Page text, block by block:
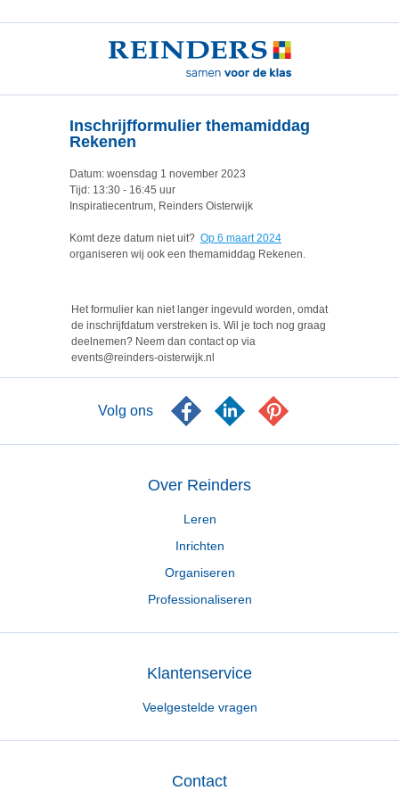
Inschrijfformulier themamiddag
Rekenen
Datum: woensdag 1 november 2023
Tijd: 13:30 - 16:45 uur
Inspiratiecentrum, Reinders Oisterwijk
Komt deze datum niet uit? Op 6 maart 2024
organiseren wij ook een themamiddag Rekenen.
Het formulier kan niet langer ingevuld worden, omdat
de inschrijfdatum verstreken is. Wil je toch nog graag
deelnemen? Neem dan contact op via
events@reinders-oisterwijk.nl
Volg ons
Over Reinders
Leren
Inrichten
Organiseren
Professionaliseren
Klantenservice
Veelgestelde vragen
Contact